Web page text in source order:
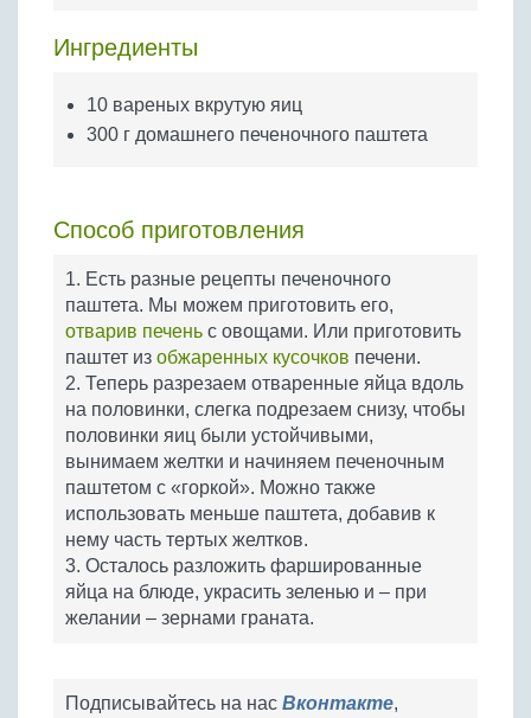
Яйца
Ингредиенты
10 вареных вкрутую яиц
300 г домашнего печеночного паштета
Способ приготовления
1. Есть разные рецепты печеночного
паштета. Мы можем приготовить его,
отварив печень с овощами. Или приготовить
паштет из обжаренных кусочков печени.
2. Теперь разрезаем отваренные яйца вдоль
на половинки, слегка подрезаем снизу, чтобы
половинки яиц были устойчивыми,
вынимаем желтки и начиняем печеночным
паштетом с «горкой». Можно также
использовать меньше паштета, добавив к
нему часть тертых желтков.
3. Осталось разложить фаршированные
яйца на блюде, украсить зеленью и – при
желании – зернами граната.
Подписывайтесь на нас Вконтакте,